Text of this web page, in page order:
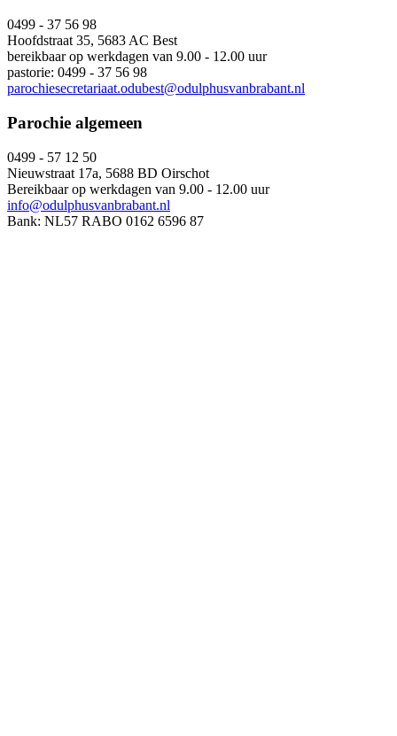
0499 - 37 56 98
Hoofdstraat 35, 5683 AC Best
bereikbaar op werkdagen van 9.00 - 12.00 uur
pastorie: 0499 - 37 56 98
parochiesecretariaat.odubest@odulphusvanbrabant.nl
Parochie algemeen
0499 - 57 12 50
Nieuwstraat 17a, 5688 BD Oirschot
Bereikbaar op werkdagen van 9.00 - 12.00 uur
info@odulphusvanbrabant.nl
Bank: NL57 RABO 0162 6596 87